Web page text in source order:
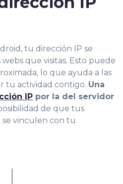
tu dirección IP se
que visitas. Esto puede
lo que ayuda a las
tu actividad contigo. Una
IP por la del servidor
de que tus
se vinculen con tu